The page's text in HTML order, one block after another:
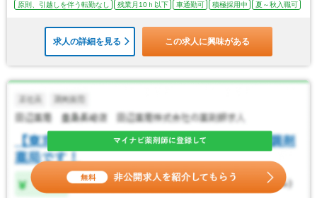
原則、引越しを伴う転勤なし
残業月10ｈ以下 車通勤可 積極採用中 夏～秋入職可
求人の詳細を見る この求人に興味がある